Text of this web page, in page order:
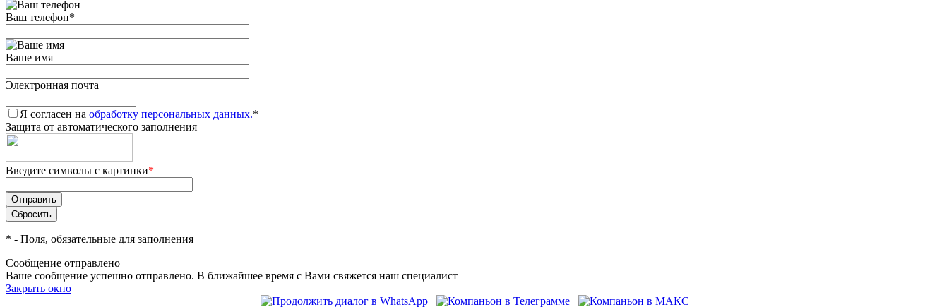
Ваш телефон*
Ваше имя
Электронная почта
Я согласен на обработку персональных данных.*
Защита от автоматического заполнения
Введите символы с картинки*
* - Поля, обязательные для заполнения
Сообщение отправлено
Ваше сообщение успешно отправлено. В ближайшее время с Вами свяжется наш специалист
Закрыть окно